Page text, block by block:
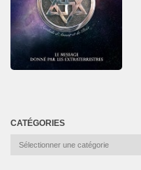
CATÉGORIES
Catégories